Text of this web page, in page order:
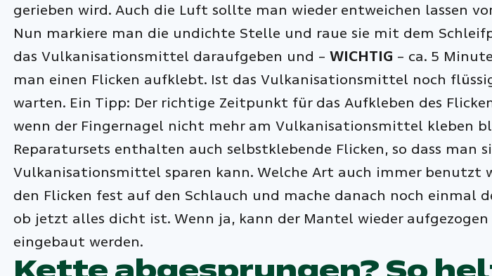
gerieben wird. Auch die Luft sollte man wieder entweichen lassen
Nun markiere man die undichte Stelle und raue sie mit dem
das Vulkanisationsmittel daraufgeben und –WICHTIG – ca. 5
man einen Flicken aufklebt. Ist das Vulkanisationsmittel noch
warten. Ein Tipp: Der richtige Zeitpunkt für das Aufkleben des
wenn der Fingernagel nicht mehr am Vulkanisationsmittel kleben
Reparatursets enthalten auch selbstklebende Flicken, so dass man
Vulkanisationsmittel sparen kann. Welche Art auch immer benutzt
den Flicken fest auf den Schlauch und mache danach noch einmal
ob jetzt alles dicht ist. Wenn ja, kann der Mantel wieder aufgezogen
eingebaut werden.